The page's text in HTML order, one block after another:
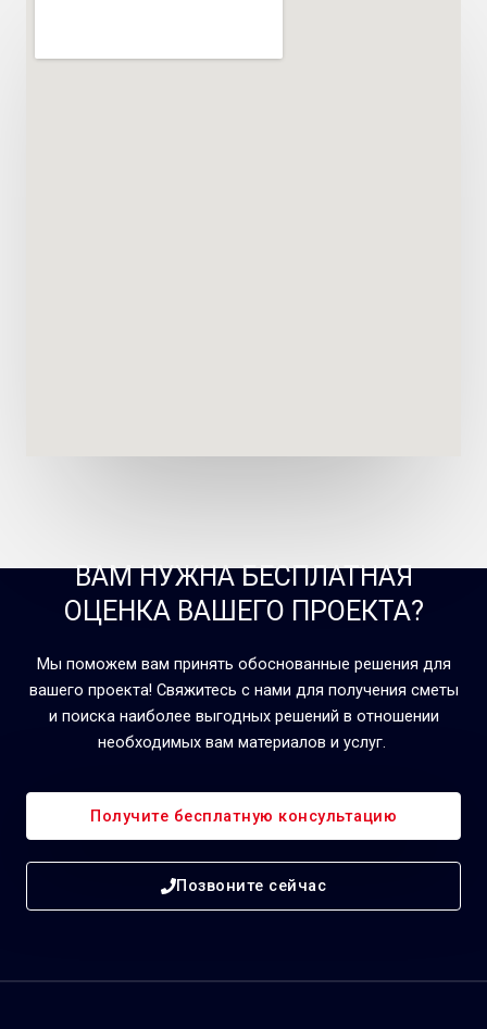
ВАМ НУЖНА БЕСПЛАТНАЯ
ОЦЕНКА ВАШЕГО ПРОЕКТА?
Мы поможем вам принять обоснованные решения для
вашего проекта! Свяжитесь с нами для получения сметы
и поиска наиболее выгодных решений в отношении
необходимых вам материалов и услуг.
Получите бесплатную консультацию
Позвоните сейчас